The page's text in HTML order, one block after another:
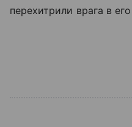
перехитрили врага в